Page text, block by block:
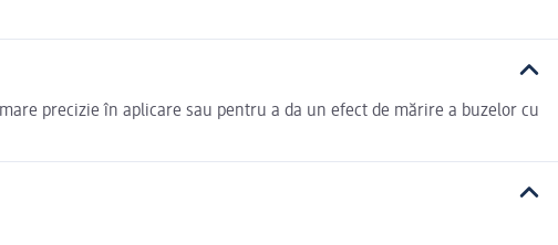
precizie în aplicare sau pentru a da un efect de mărire a buzelor cu